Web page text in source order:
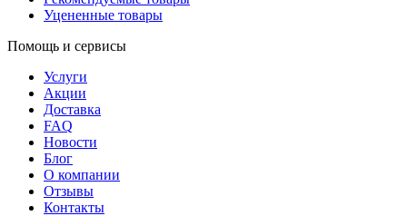
Уцененные товары
Помощь и сервисы
Услуги
Акции
Доставка
FAQ
Новости
Блог
О компании
Отзывы
Контакты